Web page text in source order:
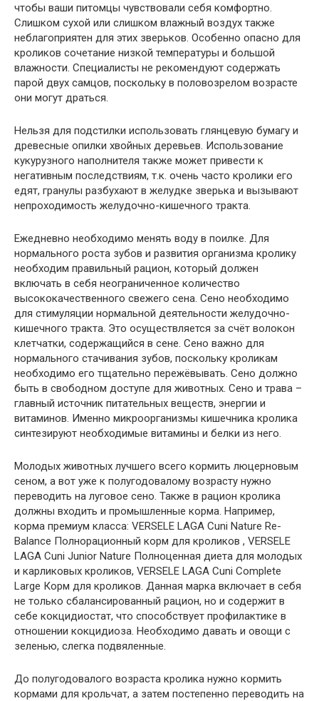
чтобы ваши питомцы чувствовали себя комфортно.
Слишком сухой или слишком влажный воздух также
неблагоприятен для этих зверьков. Особенно опасно для
кроликов сочетание низкой температуры и большой
влажности. Специалисты не рекомендуют содержать
парой двух самцов, поскольку в половозрелом возрасте
они могут драться.
Нельзя для подстилки использовать глянцевую бумагу и
древесные опилки хвойных деревьев. Использование
кукурузного наполнителя также может привести к
негативным последствиям, т.к. очень часто кролики его
едят, гранулы разбухают в желудке зверька и вызывают
непроходимость желудочно-кишечного тракта.
Ежедневно необходимо менять воду в поилке. Для
нормального роста зубов и развития организма кролику
необходим правильный рацион, который должен
включать в себя неограниченное количество
высококачественного свежего сена. Сено необходимо
для стимуляции нормальной деятельности желудочно-
кишечного тракта. Это осуществляется за счёт волокон
клетчатки, содержащийся в сене. Сено важно для
нормального стачивания зубов, поскольку кроликам
необходимо его тщательно пережёвывать. Сено должно
быть в свободном доступе для животных. Сено и трава –
главный источник питательных веществ, энергии и
витаминов. Именно микроорганизмы кишечника кролика
синтезируют необходимые витамины и белки из него.
Молодых животных лучшего всего кормить люцерновым
сеном, а вот уже к полугодовалому возрасту нужно
переводить на луговое сено. Также в рацион кролика
должны входить и промышленные корма. Например,
корма премиум класса: VERSELE LAGA Cuni Nature Re-
Balance Полнорационный корм для кроликов , VERSELE
LAGA Cuni Junior Nature Полноценная диета для молодых
и карликовых кроликов, VERSELE LAGA Cuni Complete
Large Корм для кроликов. Данная марка включает в себя
не только сбалансированный рацион, но и содержит в
себе кокцидиостат, что способствует профилактике в
отношении кокцидиоза. Необходимо давать и овощи с
зеленью, слегка подвяленные.
До полугодовалого возраста кролика нужно кормить
кормами для крольчат, а затем постепенно переводить на